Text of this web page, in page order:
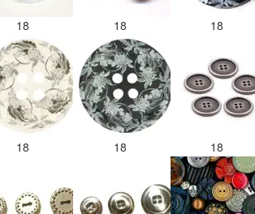
18 18 18
18 18 18